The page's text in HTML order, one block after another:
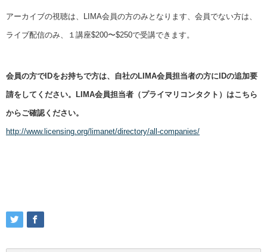
アーカイブの視聴は、LIMA会員の方のみとなります、会員でない方は、
ライブ配信のみ、１講座$200〜$250で受講できます。
会員の方でIDをお持ちで方は、自社のLIMA会員担当者の方にIDの追加要
請をしてください。LIMA会員担当者（プライマリコンタクト）はこちら
からご確認ください。
http://www.licensing.org/limanet/directory/all-companies/